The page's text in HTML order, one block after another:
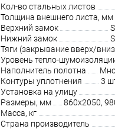
Кол-во стальных листов
Толщина внешнего листа, мм
Верхний замок
Нижний замок
Тяги (закрывание вверх/
Уровень тепло-
Наполнитель полотна
Контуры уплотнения
3
Установка на улицу
Размеры, мм
860х2050,
Масса, кг
Страна производитель